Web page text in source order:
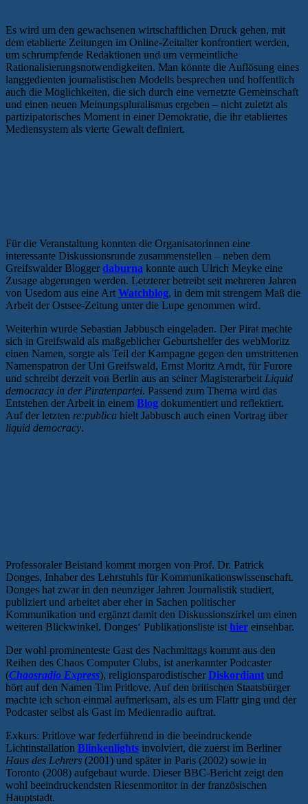
Es wird um den gewachsenen wirtschaftlichen Druck gehen, mit
dem etablierte Zeitungen im Online-Zeitalter konfrontiert werden,
um schrumpfende Redaktionen und um vermeintliche
Rationalisierungsnotwendigkeiten. Man könnte die Auflösung eines
langgedienten journalistischen Modells besprechen und hoffentlich
auch die Möglichkeiten, die sich durch eine vernetzte Gemeinschaft
und einen neuen Meinungspluralismus ergeben – nicht zuletzt als
partizipatorisches Moment in einer Demokratie, die ihr etabliertes
Mediensystem als vierte Gewalt definiert.
Für die Veranstaltung konnten die Organisatorinnen eine
interessante Diskussionsrunde zusammenstellen – neben dem
Greifswalder Blogger daburna konnte auch Ulrich Meyke eine
Zusage abgerungen werden. Letzterer betreibt seit mehreren Jahren
von Usedom aus eine Art Watchblog, in dem mit strengem Maß die
Arbeit der Ostsee-Zeitung unter die Lupe genommen wird.
Weiterhin wurde Sebastian Jabbusch eingeladen. Der Pirat machte
sich in Greifswald als maßgeblicher Geburtshelfer des webMoritz
einen Namen, sorgte als Teil der Kampagne gegen den umstrittenen
Namenspatron der Uni Greifswald, Ernst Moritz Arndt, für Furore
und schreibt derzeit von Berlin aus an seiner Magisterarbeit Liquid
democracy in der Piratenpartei. Passend zum Thema wird das
Entstehen der Arbeit in einem Blog dokumentiert und reflektiert.
Auf der letzten re:publica hielt Jabbusch auch einen Vortrag über
liquid democracy.
Professoraler Beistand kommt morgen von Prof. Dr. Patrick
Donges, Inhaber des Lehrstuhls für Kommunikationswissenschaft.
Donges hat zwar in den neunziger Jahren Journalistik studiert,
publiziert und arbeitet aber eher in Sachen politischer
Kommunikation und ergänzt damit den Diskussionszirkel um einen
weiteren Blickwinkel. Donges‘ Publikationsliste ist hier einsehbar.
Der wohl prominenteste Gast des Nachmittags kommt aus den
Reihen des Chaos Computer Clubs, ist anerkannter Podcaster
(Chaosradio Express), religionsparodistischer Diskordiant und
hört auf den Namen Tim Pritlove. Auf den britischen Staatsbürger
machte ich schon einmal aufmerksam, als es um Flattr ging und der
Podcaster selbst als Gast im Medienradio auftrat.
Exkurs: Pritlove war federführend in die beeindruckende
Lichtinstallation Blinkenlights involviert, die zuerst im Berliner
Haus des Lehrers (2001) und später in Paris (2002) sowie in
Toronto (2008) aufgebaut wurde. Dieser BBC-Bericht zeigt den
wohl beeindruckendsten Riesenmonitor in der französischen
Hauptstadt.